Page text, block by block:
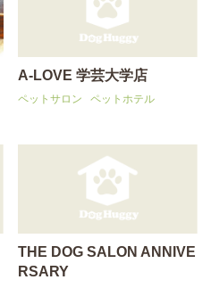
A-LOVE 学芸大学店
ペットサロン ペットホテル
THE DOG SALON ANNIVE
RSARY